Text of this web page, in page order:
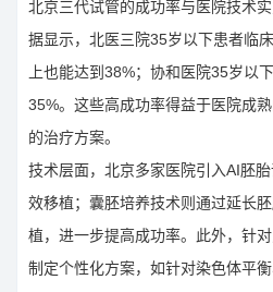
北京三代试管的成功率与医院技术
据显示，北医三院35岁以下患者临
上也能达到38%；协和医院35岁以
35%。这些高成功率得益于医院成
的治疗方案。
技术层面，北京多家医院引入AI胚
效移植；囊胚培养技术则通过延长
植，进一步提高成功率。此外，针
制定个性化方案，如针对染色体平